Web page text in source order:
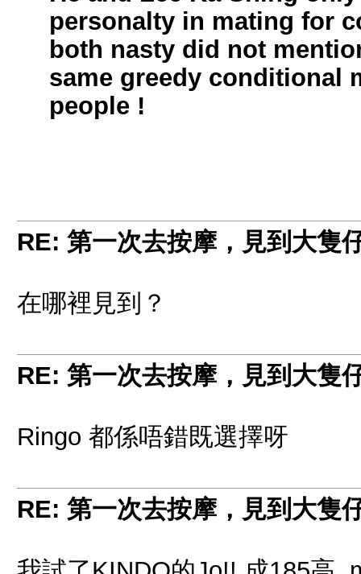
personalty in mating for
both nasty did not
same greedy conditional
people !
RE: 第一次去按摩，見到大隻
在哪裡見到？
RE: 第一次去按摩，見到大隻
Ringo 都係唔錯既選擇呀
RE: 第一次去按摩，見到大隻